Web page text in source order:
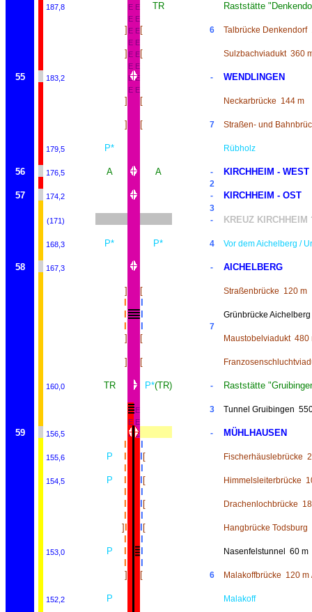
187,8
E E TR Raststätte
E E
] E E[ 6 Talbrücke Denkendorf
E E
] E E[ Sulzbachviadukt 360
E E
55 183,2 E E - WENDLINGEN
E E
] [ Neckarbrücke 144 m
] [ 7 Straßen- und
179,5 P* Rübholz
56 176,5 A A - KIRCHHEIM - WEST
2
57 174,2 - KIRCHHEIM - OST
3
(171) - KREUZ KIRCHHEIM
168,3 P* P* 4 Vor dem Aichelberg /
58 167,3 - AICHELBERG
] [ Straßenbrücke 120 m
Grünbrücke Aichelberg
7
] [ Maustobelviadukt 480
] [
160,0 TR P*(TR) - Raststätte
E E 3 Tunnel Gruibingen
E E
59 156,5 E E -
MÜHLHAUSEN
155,6 P [ Fischerhäuslebrücke
154,5 P [ Himmelsleiterbrücke
[ Drachenlochbrücke
]
[ Hangbrücke Todsburg
153,0 P Nasenfelstunnel 60 m
]
[ 6 Malakoffbrücke 120 m
152,2 P Malakoff